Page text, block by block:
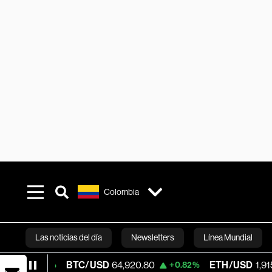
Colombia
Las noticias del día Newsletters Línea Mundial
Bloomberg
BTC/USD 64,920.80 +0.82% ETH/USD 1,915.245